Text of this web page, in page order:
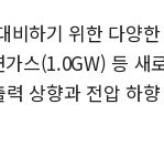
하기 위한 다양
스(1.0GW) 등 새
상향과 전압 하